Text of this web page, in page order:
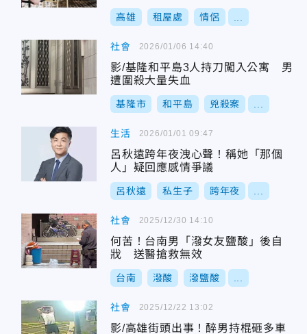
高雄 租屋處 情侶
社會
影/基隆和平島3人持刀闖入公寓 男
遭圍殺大量失血
基隆市 和平島 兇殺案
2026/01/06 14:40
生活
呂秋遠跨年夜洩心聲！稱她「那個
人」疑回應感情爭議
呂秋遠 私生子 跨年夜
2026/01/01 09:47
社會
何苦！台南男「潑女友鹽酸」後自
戕 送醫搶救無效
台南 潑酸 潑鹽酸
2025/12/30 14:10
社會
影/高雄街頭出事！醉男持棍砸多車
2025/12/22 13:02